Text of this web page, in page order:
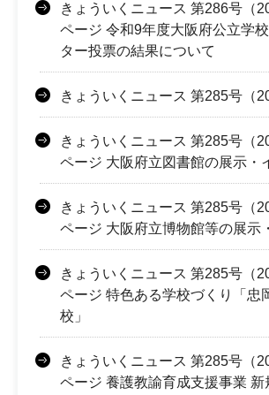
きょういくニュース 第286号（
ページ 令和9年度大阪府公立学
ター投票の結果について
きょういくニュース 第285号（
きょういくニュース 第285号（
ページ 大阪府立図書館の展示・
きょういくニュース 第285号（
ページ 大阪府立博物館等の展示
きょういくニュース 第285号（
ページ 特色ある学校づくり「忠
校」
きょういくニュース 第285号（
ページ 養護教諭育成支援事業 新